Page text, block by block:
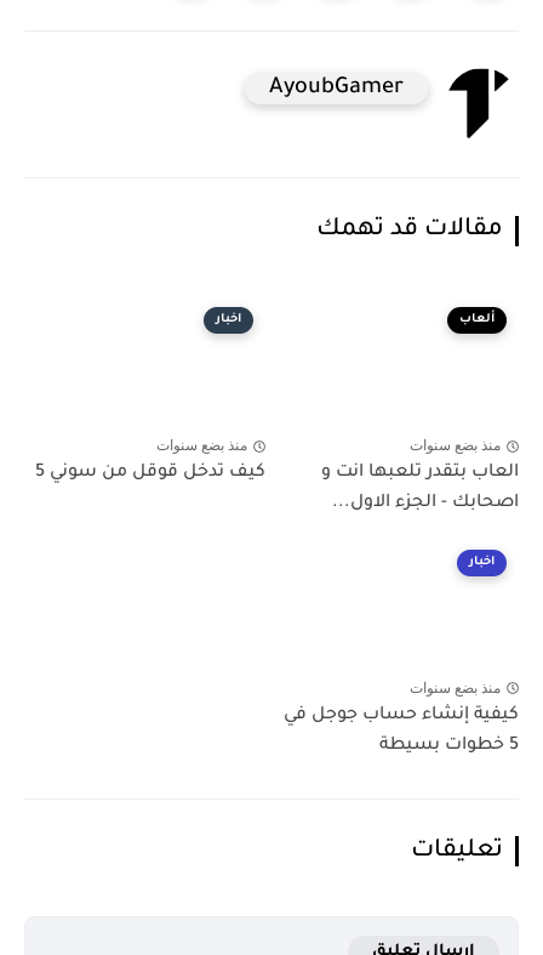
AyoubGamer
مقالات قد تهمك
ألعاب
منذ بضع سنوات
العاب بتقدر تلعبها انت و
اصحابك - الجزء الاول...
اخبار
منذ بضع سنوات
كيف تدخل قوقل من سوني 5
اخبار
منذ بضع سنوات
كيفية إنشاء حساب جوجل في
5 خطوات بسيطة
تعليقات